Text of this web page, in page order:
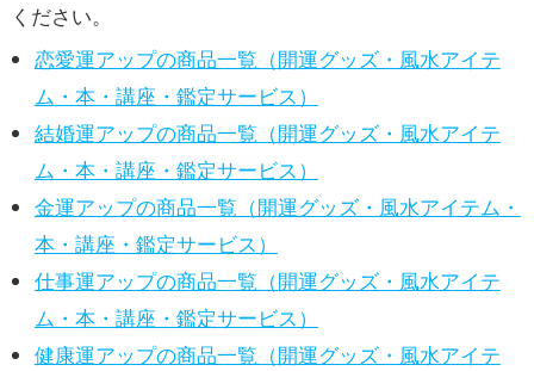
ください。
恋愛運アップの商品一覧（開運グッズ・風水アイテ
ム・本・講座・鑑定サービス）
結婚運アップの商品一覧（開運グッズ・風水アイテ
ム・本・講座・鑑定サービス）
金運アップの商品一覧（開運グッズ・風水アイテム・
本・講座・鑑定サービス）
仕事運アップの商品一覧（開運グッズ・風水アイテ
ム・本・講座・鑑定サービス）
健康運アップの商品一覧（開運グッズ・風水アイテ